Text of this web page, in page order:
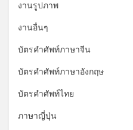
งานรูปภาพ
งานอื่นๆ
บัตรคำศัพท์ภาษาจีน
บัตรคำศัพท์ภาษาอังกฤษ
บัตรคำศัพท์ไทย
ภาษาญี่ปุ่น